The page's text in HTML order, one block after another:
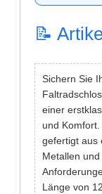
📝
Sichern Sie
einer
und
gefertigt aus
Metallen
Länge von